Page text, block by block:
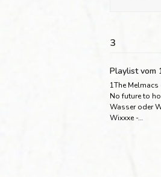
3
Playlist vom
1The
No future to
Wasser oder
Wixxxe -…